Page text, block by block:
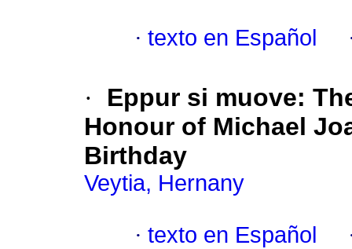
· texto en Español
·
Eppur si muove:
Honour of Michael
Birthday
Veytia, Hernany
· texto en Español